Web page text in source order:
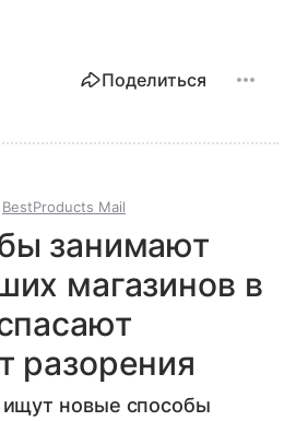
Поделиться
BestProducts Mail
занимают
магазинов в
разорения
новые способы